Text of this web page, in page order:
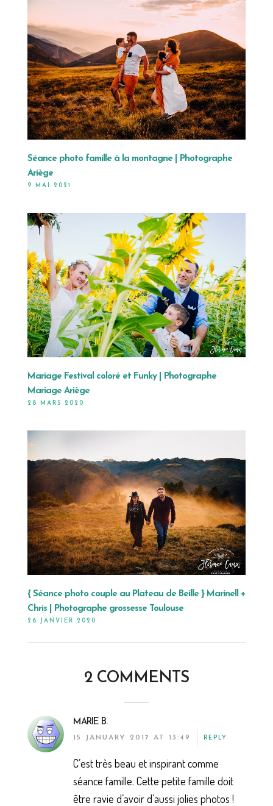
Séance photo famille à la montagne | Photographe
Ariège
9 MAI 2021
Mariage Festival coloré et Funky | Photographe
Mariage Ariège
28 MARS 2020
{ Séance photo couple au Plateau de Beille } Marinell +
Chris | Photographe grossesse Toulouse
26 JANVIER 2020
2 COMMENTS
MARIE B.
15 JANUARY 2017 AT 13:49 REPLY
C’est très beau et inspirant comme
séance famille. Cette petite famille doit
être ravie d’avoir d’aussi jolies photos !